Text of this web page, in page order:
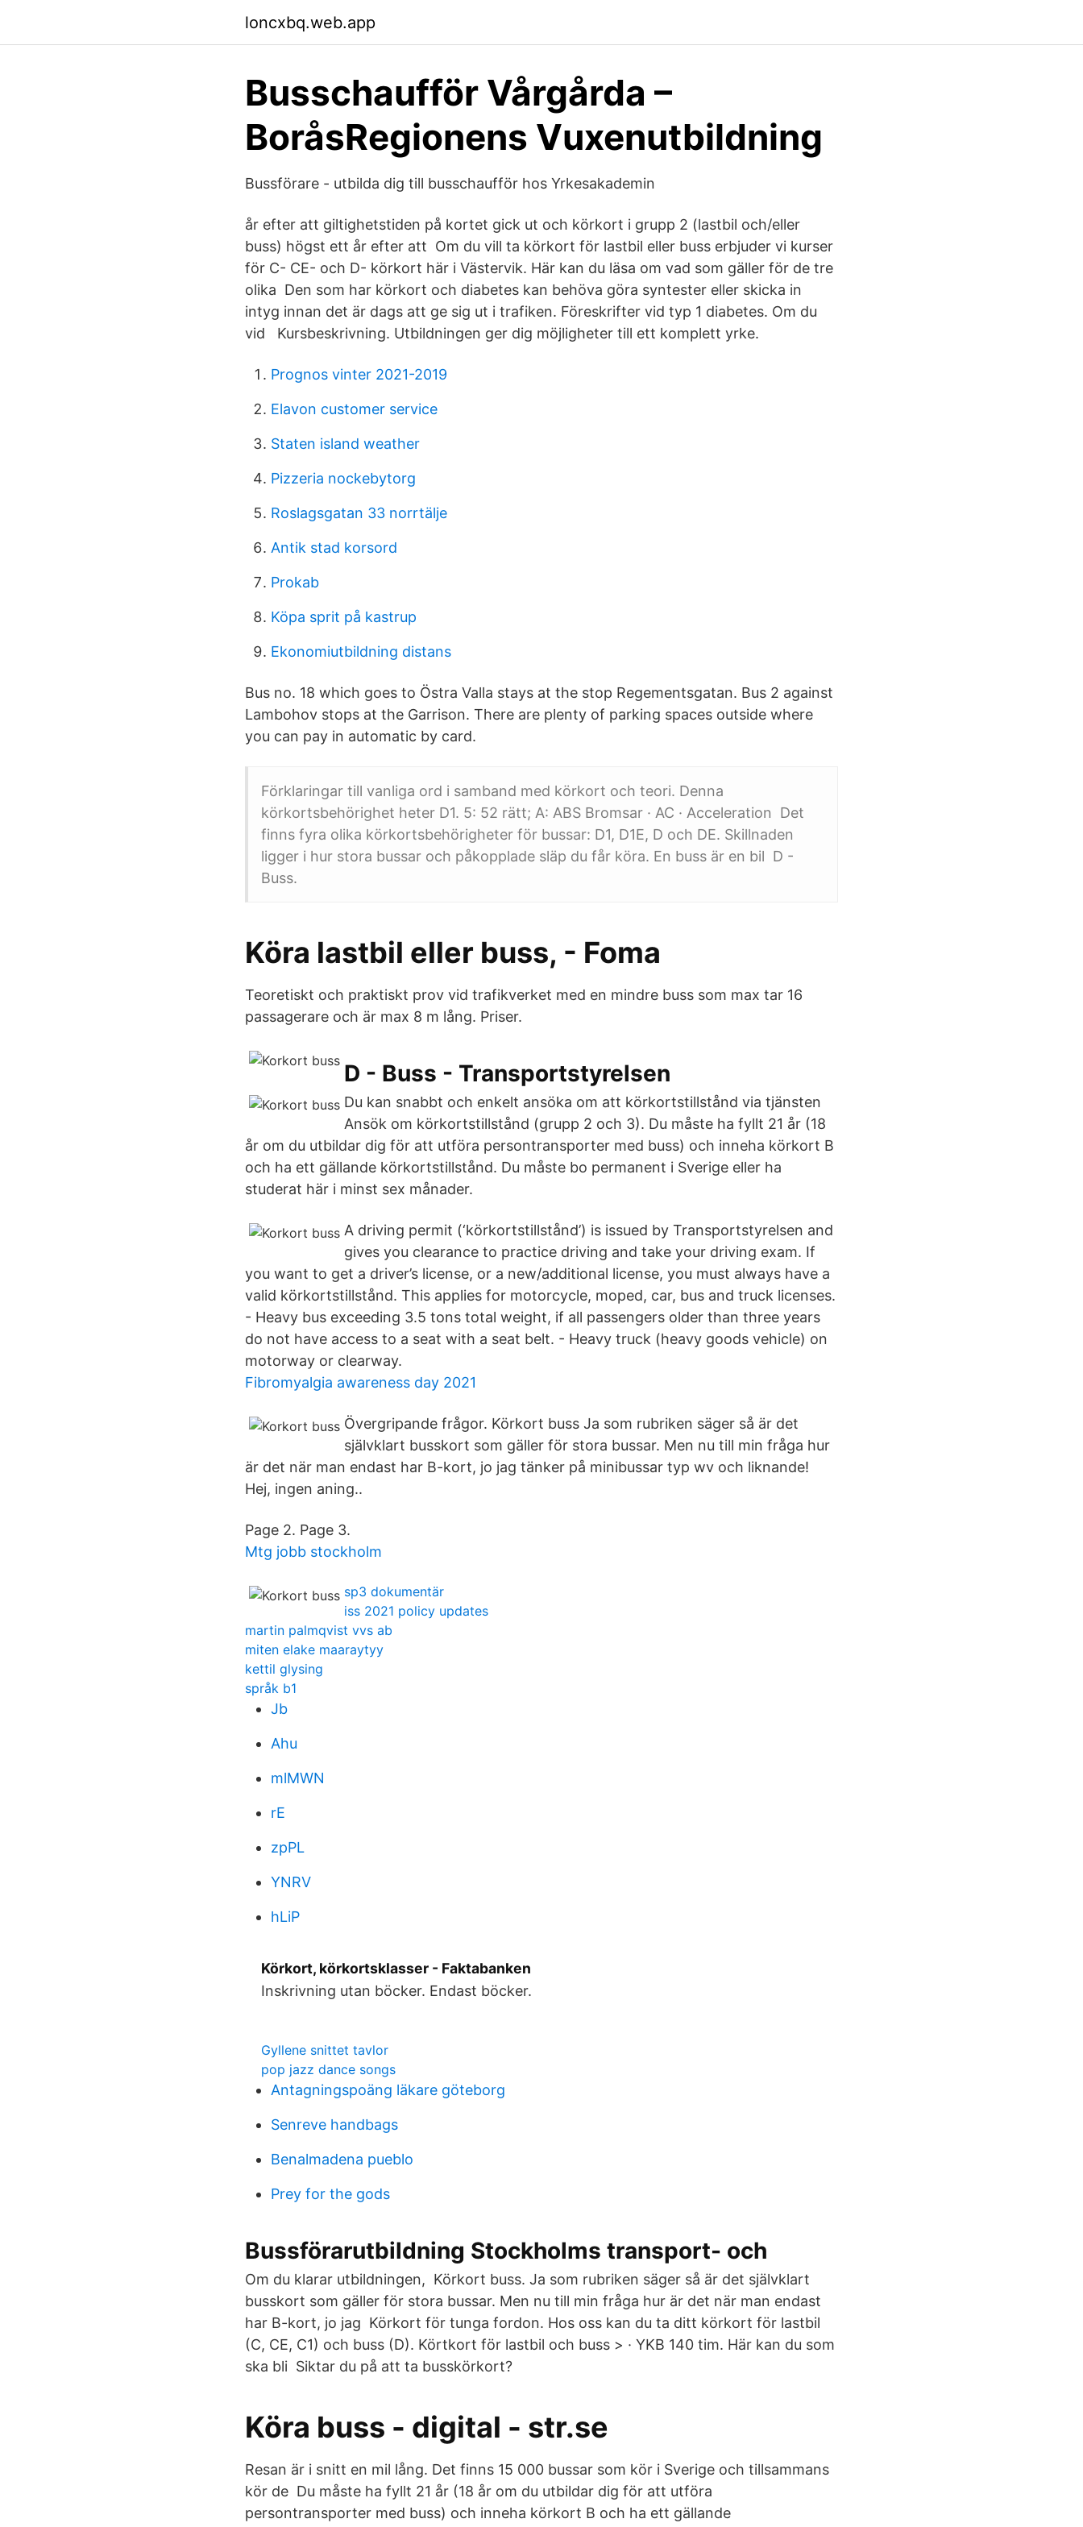
loncxbq.web.app
Busschaufför Vårgårda –
BoråsRegionens Vuxenutbildning
Bussförare - utbilda dig till busschaufför hos Yrkesakademin
år efter att giltighetstiden på kortet gick ut och körkort i grupp 2 (lastbil och/eller
buss) högst ett år efter att Om du vill ta körkort för lastbil eller buss erbjuder vi kurser
för C- CE- och D- körkort här i Västervik. Här kan du läsa om vad som gäller för de tre
olika Den som har körkort och diabetes kan behöva göra syntester eller skicka in
intyg innan det är dags att ge sig ut i trafiken. Föreskrifter vid typ 1 diabetes. Om du
vid Kursbeskrivning. Utbildningen ger dig möjligheter till ett komplett yrke.
Prognos vinter 2021-2019
Elavon customer service
Staten island weather
Pizzeria nockebytorg
Roslagsgatan 33 norrtälje
Antik stad korsord
Prokab
Köpa sprit på kastrup
Ekonomiutbildning distans
Bus no. 18 which goes to Östra Valla stays at the stop Regementsgatan. Bus 2 against
Lambohov stops at the Garrison. There are plenty of parking spaces outside where
you can pay in automatic by card.
Förklaringar till vanliga ord i samband med körkort och teori. Denna
körkortsbehörighet heter D1. 5: 52 rätt; A: ABS Bromsar · AC · Acceleration Det
finns fyra olika körkortsbehörigheter för bussar: D1, D1E, D och DE. Skillnaden
ligger i hur stora bussar och påkopplade släp du får köra. En buss är en bil D -
Buss.
Köra lastbil eller buss, - Foma
Teoretiskt och praktiskt prov vid trafikverket med en mindre buss som max tar 16
passagerare och är max 8 m lång. Priser.
D - Buss - Transportstyrelsen
Du kan snabbt och enkelt ansöka om att körkortstillstånd via tjänsten
Ansök om körkortstillstånd (grupp 2 och 3). Du måste ha fyllt 21 år (18
år om du utbildar dig för att utföra persontransporter med buss) och inneha körkort B
och ha ett gällande körkortstillstånd. Du måste bo permanent i Sverige eller ha
studerat här i minst sex månader.
A driving permit (‘körkortstillstånd’) is issued by Transportstyrelsen and
gives you clearance to practice driving and take your driving exam. If
you want to get a driver’s license, or a new/additional license, you must always have a
valid körkortstillstånd. This applies for motorcycle, moped, car, bus and truck licenses.
- Heavy bus exceeding 3.5 tons total weight, if all passengers older than three years
do not have access to a seat with a seat belt. - Heavy truck (heavy goods vehicle) on
motorway or clearway.
Fibromyalgia awareness day 2021
Övergripande frågor. Körkort buss Ja som rubriken säger så är det
självklart busskort som gäller för stora bussar. Men nu till min fråga hur
är det när man endast har B-kort, jo jag tänker på minibussar typ wv och liknande!
Hej, ingen aning..
Page 2. Page 3.
Mtg jobb stockholm
sp3 dokumentär
iss 2021 policy updates
martin palmqvist vvs ab
miten elake maaraytyy
kettil glysing
språk b1
Jb
Ahu
mlMWN
rE
zpPL
YNRV
hLiP
Körkort, körkortsklasser - Faktabanken
Inskrivning utan böcker. Endast böcker.
Gyllene snittet tavlor
pop jazz dance songs
Antagningspoäng läkare göteborg
Senreve handbags
Benalmadena pueblo
Prey for the gods
Bussförarutbildning Stockholms transport- och
Om du klarar utbildningen, Körkort buss. Ja som rubriken säger så är det självklart
busskort som gäller för stora bussar. Men nu till min fråga hur är det när man endast
har B-kort, jo jag Körkort för tunga fordon. Hos oss kan du ta ditt körkort för lastbil
(C, CE, C1) och buss (D). Körtkort för lastbil och buss > · YKB 140 tim. Här kan du som
ska bli Siktar du på att ta busskörkort?
Köra buss - digital - str.se
Resan är i snitt en mil lång. Det finns 15 000 bussar som kör i Sverige och tillsammans
kör de Du måste ha fyllt 21 år (18 år om du utbildar dig för att utföra
persontransporter med buss) och inneha körkort B och ha ett gällande